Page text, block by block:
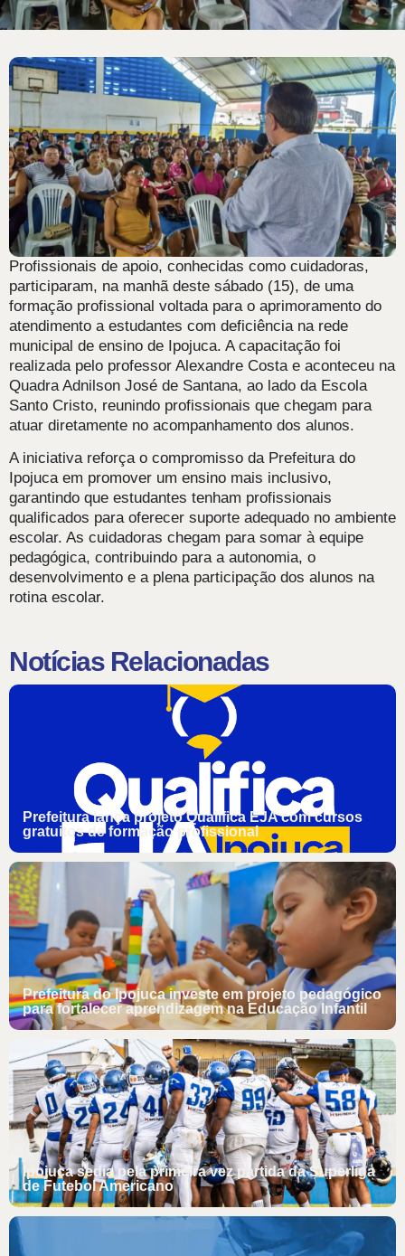
Profissionais de apoio, conhecidas como cuidadoras,
participaram, na manhã deste sábado (15), de uma
formação profissional voltada para o aprimoramento do
atendimento a estudantes com deficiência na rede
municipal de ensino de Ipojuca. A capacitação foi
realizada pelo professor Alexandre Costa e aconteceu na
Quadra Adnilson José de Santana, ao lado da Escola
Santo Cristo, reunindo profissionais que chegam para
atuar diretamente no acompanhamento dos alunos.
A iniciativa reforça o compromisso da Prefeitura do
Ipojuca em promover um ensino mais inclusivo,
garantindo que estudantes tenham profissionais
qualificados para oferecer suporte adequado no ambiente
escolar. As cuidadoras chegam para somar à equipe
pedagógica, contribuindo para a autonomia, o
desenvolvimento e a plena participação dos alunos na
rotina escolar.
Notícias Relacionadas
Prefeitura lança projeto Qualifica EJA com cursos
gratuitos de formação profissional
Prefeitura do Ipojuca investe em projeto pedagógico
para fortalecer aprendizagem na Educação Infantil
Ipojuca sedia pela primeira vez partida da Superliga
de Futebol Americano